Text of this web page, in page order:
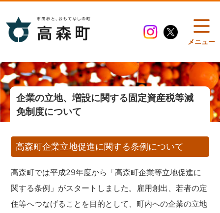
メニュー
企業の立地、増設に関する固定資産税等減
免制度について
高森町企業立地促進に関する条例について
高森町では平成29年度から「高森町企業等立地促進に
関する条例」がスタートしました。雇用創出、若者の定
住等へつなげることを目的として、町内への企業の立地